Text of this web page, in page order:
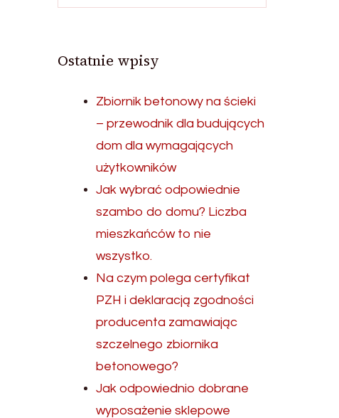
Ostatnie wpisy
Zbiornik betonowy na ścieki
– przewodnik dla budujących
dom dla wymagających
użytkowników
Jak wybrać odpowiednie
szambo do domu? Liczba
mieszkańców to nie
wszystko.
Na czym polega certyfikat
PZH i deklaracją zgodności
producenta zamawiając
szczelnego zbiornika
betonowego?
Jak odpowiednio dobrane
wyposażenie sklepowe